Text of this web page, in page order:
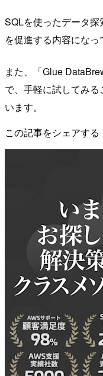
SQLを使ったデータ
を促進する内容になっ
また、「Glue
で、手軽に試してみ
います。
この記事をシェアする